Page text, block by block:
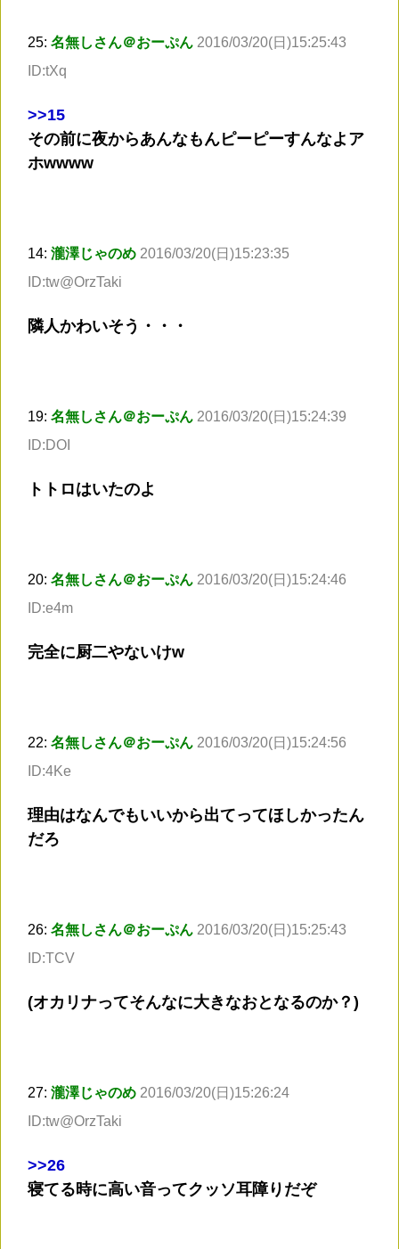
25: 名無しさん＠おーぷん 2016/03/20(日)15:25:43
ID:tXq
>>15
その前に夜からあんなもんピーピーすんなよア
ホwwww
14: 瀧澤じゃのめ 2016/03/20(日)15:23:35
ID:tw@OrzTaki
隣人かわいそう・・・
19: 名無しさん＠おーぷん 2016/03/20(日)15:24:39
ID:DOI
トトロはいたのよ
20: 名無しさん＠おーぷん 2016/03/20(日)15:24:46
ID:e4m
完全に厨二やないけw
22: 名無しさん＠おーぷん 2016/03/20(日)15:24:56
ID:4Ke
理由はなんでもいいから出てってほしかったん
だろ
26: 名無しさん＠おーぷん 2016/03/20(日)15:25:43
ID:TCV
(オカリナってそんなに大きなおとなるのか？)
27: 瀧澤じゃのめ 2016/03/20(日)15:26:24
ID:tw@OrzTaki
>>26
寝てる時に高い音ってクッソ耳障りだぞ